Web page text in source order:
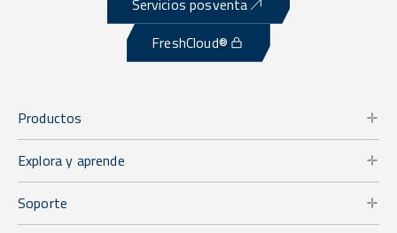
FreshCloud®
Productos
Explora y aprende
Soporte